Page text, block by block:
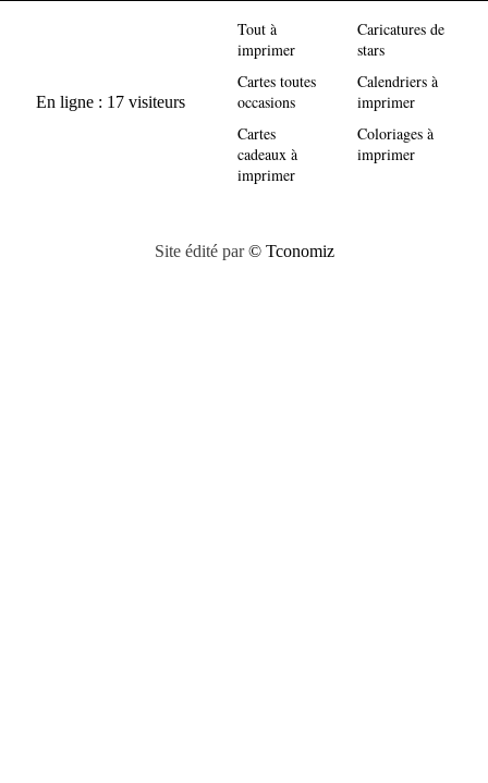
Tout à
imprimer
Cartes toutes
occasions
Cartes
cadeaux à
imprimer
Caricatures de
stars
Calendriers à
imprimer
Coloriages à
imprimer
Site édité par© Tconomiz